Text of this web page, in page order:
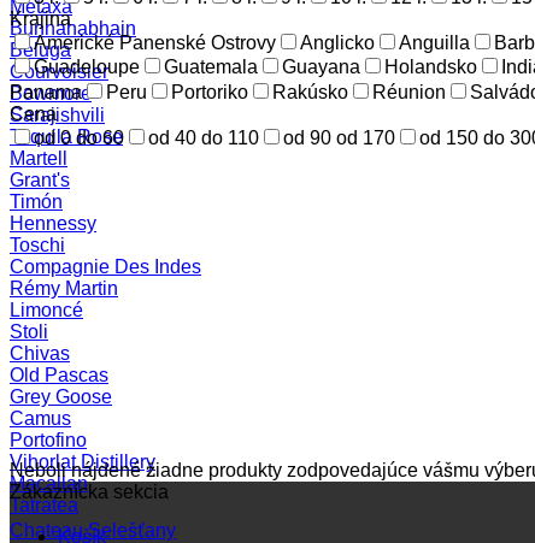
Metaxa
Bunnahabhain
Beluga
Courvoisier
Bowmore
Sarajishvili
Tequila Rose
Martell
Grant's
Timón
Hennessy
Toschi
Compagnie Des Indes
Rémy Martin
Limoncé
Stoli
Chivas
Old Pascas
Grey Goose
Camus
Portofino
Vihorlat Distillery
Macallan
Tatratea
Chateau Selešťany
Krajina
Americké Panenské Ostrovy
Anglicko Anguilla
Guadeloupe
Guatemala Guayana Holandsko
Panama
Peru Portoriko Rakúsko Réunion
Cena
od 0 do 60
od 40 do 110 od 90 od 170 od 150 do
Neboli nájdené žiadne produkty zodpovedajúce vášmu
Zákaznícka sekcia
Košík